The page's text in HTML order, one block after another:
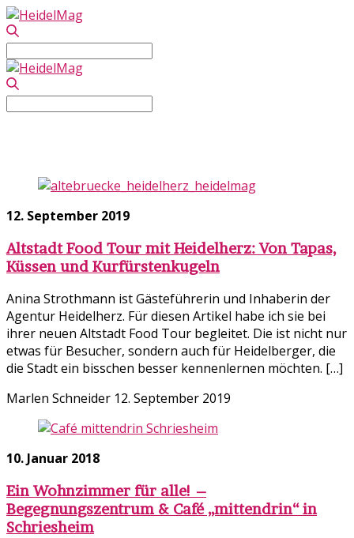
Search
for:
Search
for:
12. September 2019
Altstadt Food Tour mit Heidelherz: Von Tapas,
Küssen und Kurfürstenkugeln
Anina Strothmann ist Gästeführerin und Inhaberin der
Agentur Heidelherz. Für diesen Artikel habe ich sie bei
ihrer neuen Altstadt Food Tour begleitet. Die ist nicht nur
etwas für Besucher, sondern auch für Heidelberger, die
die Stadt ein bisschen besser kennenlernen möchten. […]
Marlen Schneider 12. September 2019
10. Januar 2018
Ein Wohnzimmer für alle! –
Begegnungszentrum & Café „mittendrin“ in
Schriesheim